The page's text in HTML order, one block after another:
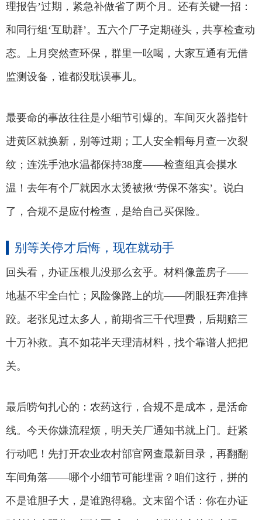
理报告’过期，紧急补做省了两个月。还有关键一招：
和同行组‘互助群’。五六个厂子定期碰头，共享检查动
态。上月突然查环保，群里一吆喝，大家互通有无借
监测设备，谁都没耽误事儿。
最要命的事故往往是小细节引爆的。车间灭火器指针
进黄区就换新，别等过期；工人安全帽每月查一次裂
纹；连洗手池水温都保持38度——检查组真会摸水
温！去年有个厂就因水太烫被揪‘劳保不落实’。说白
了，合规不是应付检查，是给自己买保险。
别等关停才后悔，现在就动手
回头看，办证压根儿没那么玄乎。材料像盖房子——
地基不牢全白忙；风险像路上的坑——闭眼狂奔准摔
跤。老张见过太多人，前期省三千代理费，后期赔三
十万补救。真不如花半天理清材料，找个靠谱人把把
关。
最后唠句扎心的：农药这行，合规不是成本，是活命
线。今天你嫌流程烦，明天关厂通知书就上门。赶紧
行动吧！先打开农业农村部官网查最新目录，再翻翻
车间角落——哪个小细节可能埋雷？咱们这行，拼的
不是谁胆子大，是谁跑得稳。文末留个话：你在办证